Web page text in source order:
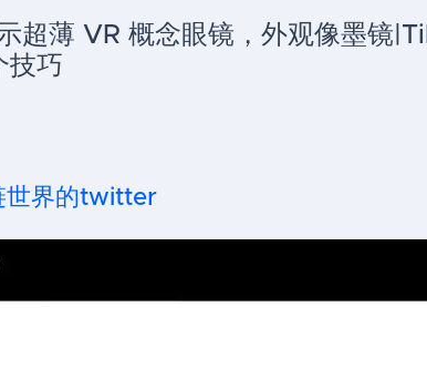
超薄 VR 概念眼镜，外观像墨镜
技巧
世界的twitter